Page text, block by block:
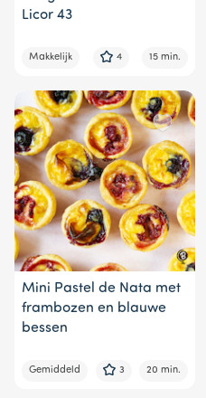
Licor 43
Makkelijk 4 15 min.
Mini Pastel de Nata met
frambozen en blauwe
bessen
Gemiddeld 3 20 min.